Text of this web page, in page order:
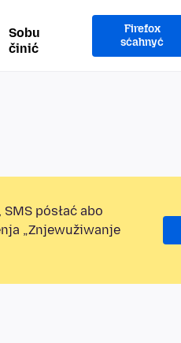
Sobu
činić
Firefox
sćahnyć
pósłać abo
„Znjewužiwanje